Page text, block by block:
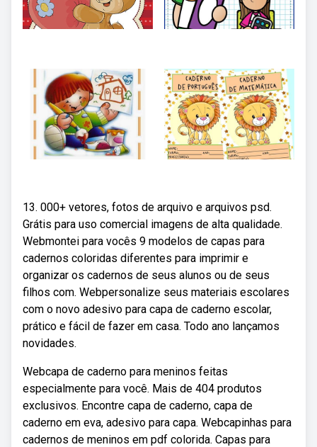
13. 000+ vetores, fotos de arquivo e arquivos psd.
Grátis para uso comercial imagens de alta qualidade.
Webmontei para vocês 9 modelos de capas para
cadernos coloridas diferentes para imprimir e
organizar os cadernos de seus alunos ou de seus
filhos com. Webpersonalize seus materiais escolares
com o novo adesivo para capa de caderno escolar,
prático e fácil de fazer em casa. Todo ano lançamos
novidades.
Webcapa de caderno para meninos feitas
especialmente para você. Mais de 404 produtos
exclusivos. Encontre capa de caderno, capa de
caderno em eva, adesivo para capa. Webcapinhas para
cadernos de meninos em pdf colorida. Capas para